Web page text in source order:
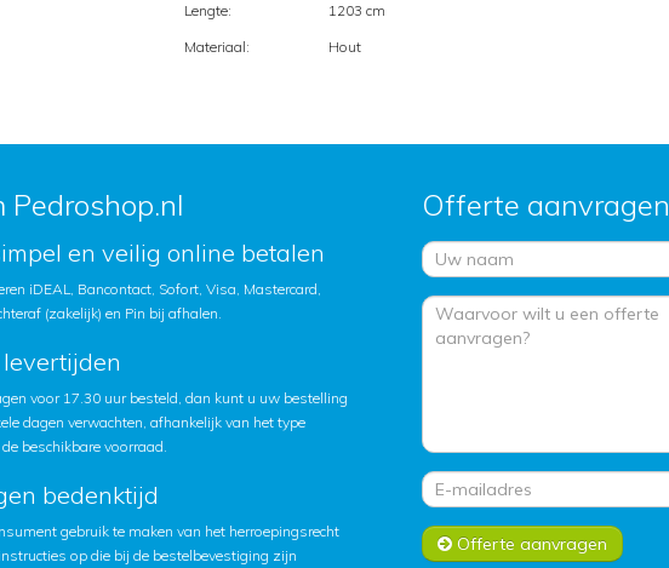
Lengte:
1203 cm
Materiaal:
Hout
Pedroshop.nl
en veilig online betalen
iDEAL, Bancontact, Sofort, Visa, Mastercard,
(zakelijk) en Pin bij afhalen.
voor 17.30 uur besteld, dan kunt u uw bestelling
dagen verwachten, afhankelijk van het type
beschikbare voorraad.
bedenktijd
gebruik te maken van het herroepingsrecht
op die bij de bestelbevestiging zijn
Offerte aanvragen
Offerte aanvragen